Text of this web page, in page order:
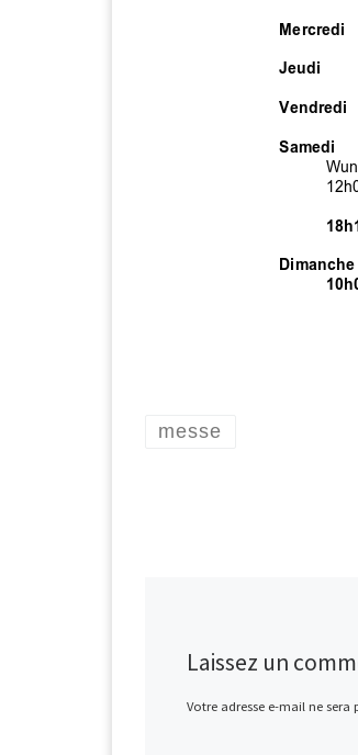
messe
Laissez un
Votre adresse e-mail ne sera